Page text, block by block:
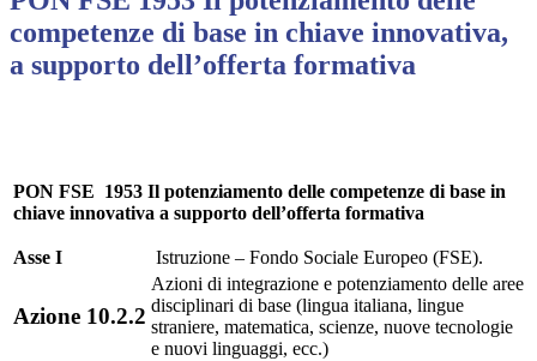
competenze di base in chiave innovativa,
a supporto dell’offerta formativa
PON FSE 1953 Il potenziamento delle competenze di base in
chiave innovativa a supporto dell’offerta formativa
Asse I Istruzione – Fondo Sociale Europeo (FSE).
Azione 10.2.2
Azioni di integrazione e potenziamento delle aree
disciplinari di base (lingua italiana, lingue
straniere, matematica, scienze, nuove tecnologie
e nuovi linguaggi, ecc.)